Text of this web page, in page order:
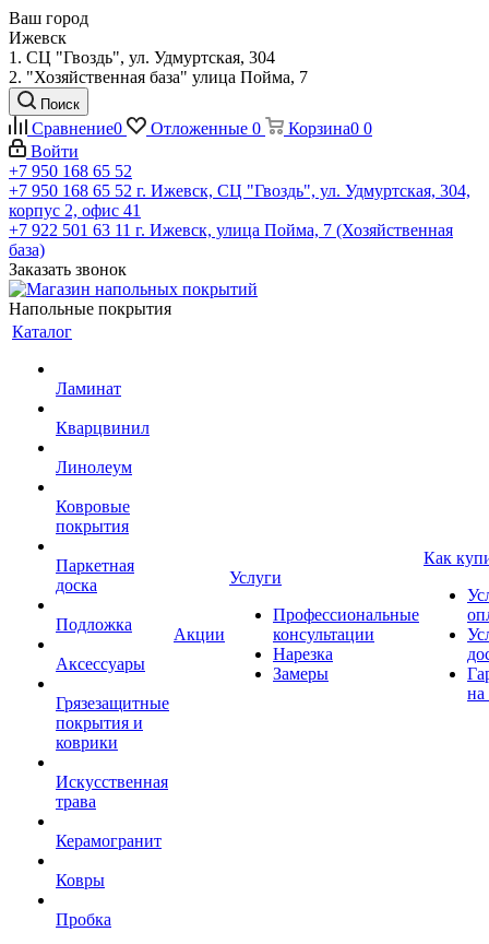
Ваш город
Ижевск
1. СЦ "Гвоздь", ул. Удмуртская, 304
2. "Хозяйственная база" улица Пойма, 7
Поиск
Сравнение0 Отложенные 0 Корзина0 0
Войти
+7 950 168 65 52
+7 950 168 65 52 г. Ижевск, СЦ "Гвоздь", ул. Удмуртская, 304,
корпус 2, офис 41
+7 922 501 63 11 г. Ижевск, улица Пойма, 7 (Хозяйственная
база)
Заказать звонок
Напольные покрытия
Каталог
Ламинат
Кварцвинил
Линолеум
Ковровые
покрытия
Паркетная
доска
Подложка
Аксессуары
Грязезащитные
покрытия и
коврики
Искусственная
трава
Керамогранит
Ковры
Пробка
Акции
Услуги
Профессиональные
консультации
Нарезка
Замеры
Как
на